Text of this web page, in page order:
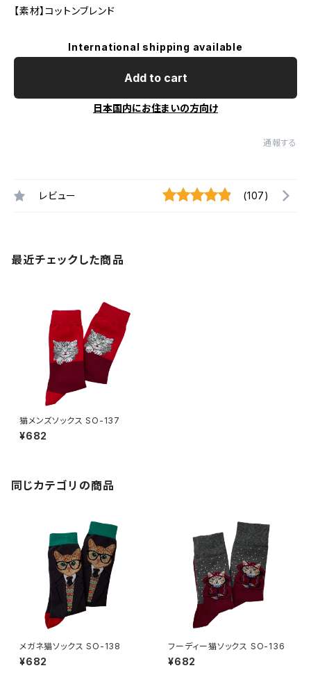
【素材】コットンブレンド
International shipping available
Add to cart
日本国内にお住まいの方向け
通報する
レビュー (107)
最近チェックした商品
猫メンズソックス SO-137
¥682
同じカテゴリの商品
メガネ猫ソックス SO-138
¥682
フーディー猫ソックス SO-136
¥682